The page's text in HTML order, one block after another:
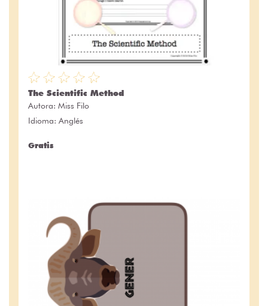
The Scientific Method
Autora: Miss Filo
Idioma: Anglés
Gratis